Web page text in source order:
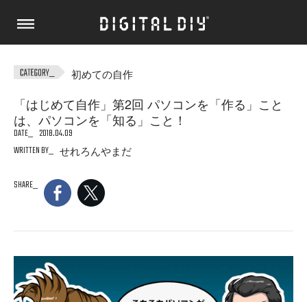
初めての自作
「はじめて自作」第2回 パソコンを「作る」こと
は、パソコンを「知る」こと！
DATE
2018.04.09
WRITTEN BY
せれろんやまだ
SHARE